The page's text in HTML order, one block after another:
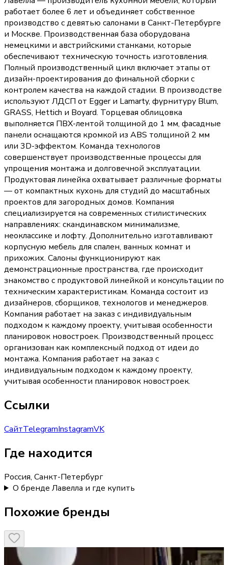
работает более 6 лет и объединяет собственное
производство с девятью салонами в Санкт-Петербурге
и Москве. Производственная база оборудована
немецкими и австрийскими станками, которые
обеспечивают техническую точность изготовления.
Полный производственный цикл включает этапы от
дизайн-проектирования до финальной сборки с
контролем качества на каждой стадии. В производстве
используют ЛДСП от Egger и Lamarty, фурнитуру Blum,
GRASS, Hettich и Boyard. Торцевая облицовка
выполняется ПВХ-лентой толщиной до 1 мм, фасадные
панели оснащаются кромкой из ABS толщиной 2 мм
или 3D-эффектом. Команда технологов
совершенствует производственные процессы для
упрощения монтажа и долговечной эксплуатации.
Продуктовая линейка охватывает различные форматы
— от компактных кухонь для студий до масштабных
проектов для загородных домов. Компания
специализируется на современных стилистических
направлениях: скандинавском минимализме,
неоклассике и лофту. Дополнительно изготавливают
корпусную мебель для спален, ванных комнат и
прихожих. Салоны функционируют как
демонстрационные пространства, где происходит
знакомство с продуктовой линейкой и консультации по
техническим характеристикам. Команда состоит из
дизайнеров, сборщиков, технологов и менеджеров.
Компания работает на заказ с индивидуальным
подходом к каждому проекту, учитывая особенности
планировок новостроек. Производственный процесс
организован как комплексный подход от идеи до
монтажа. Компания работает на заказ с
индивидуальным подходом к каждому проекту,
учитывая особенности планировок новостроек.
Ссылки
СайтTelegramInstagramVK
Где находится
Россия, Санкт-Петербург
О бренде Лавелла и где купить
Похожие бренды